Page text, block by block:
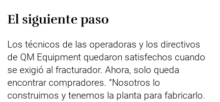
El siguiente paso
Los técnicos de las operadoras y los directivos
de QM Equipment quedaron satisfechos cuando
se exigió al fracturador. Ahora, solo queda
encontrar compradores. “Nosotros lo
construimos y tenemos la planta para fabricarlo.